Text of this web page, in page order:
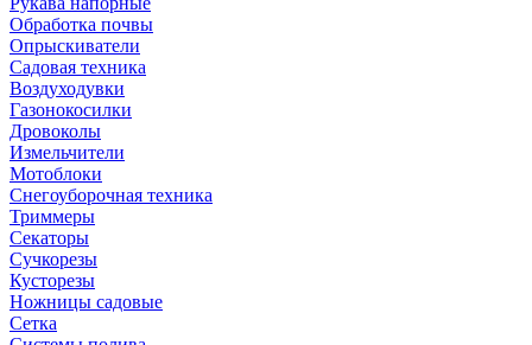
Обработка почвы
Опрыскиватели
Садовая техника
Воздуходувки
Газонокосилки
Дровоколы
Измельчители
Мотоблоки
Снегоуборочная техника
Триммеры
Секаторы
Сучкорезы
Кусторезы
Ножницы садовые
Сетка